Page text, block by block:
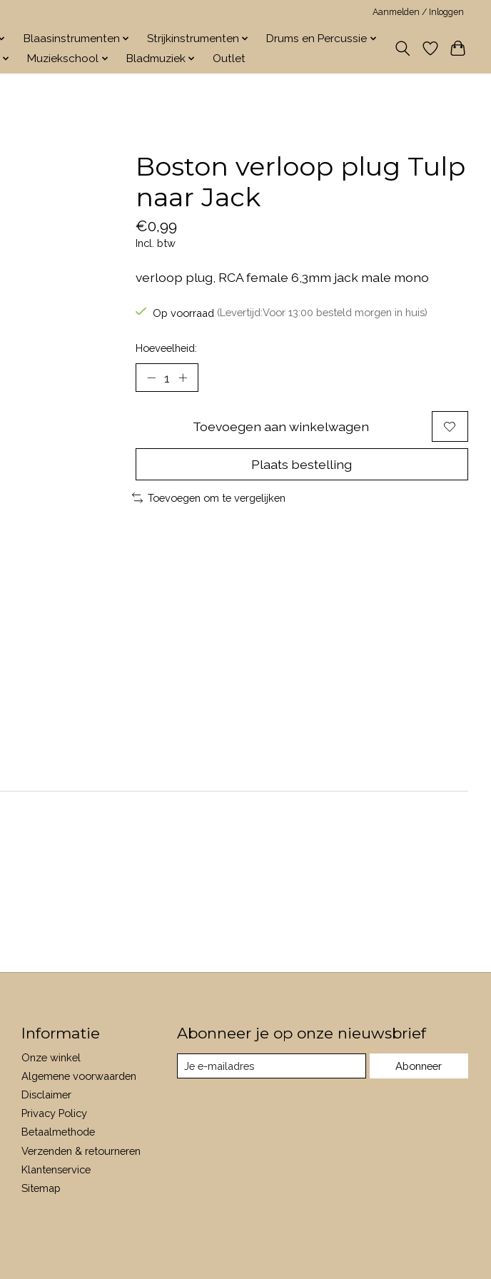
Aanmelden / Inloggen
Blaasinstrumenten Strijkinstrumenten
Drums en Percussie
Muziekschool Bladmuziek Outlet
Boston verloop plug Tulp
naar Jack
€0,99
Incl. btw
verloop plug, RCA female 6,3mm jack male mono
Op voorraad (Levertijd:Voor 13:00 besteld morgen in huis)
Hoeveelheid:
Toevoegen aan winkelwagen
Plaats bestelling
Toevoegen om te vergelijken
Informatie
Onze winkel
Algemene voorwaarden
Disclaimer
Privacy Policy
Betaalmethode
Verzenden & retourneren
Klantenservice
Sitemap
Abonneer je op onze nieuwsbrief
Abonneer